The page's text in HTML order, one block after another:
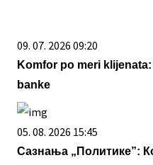
09. 07. 2026 09:20
Komfor po meri
banke
05. 08. 2026 15:45
Сазнања „Политике”: